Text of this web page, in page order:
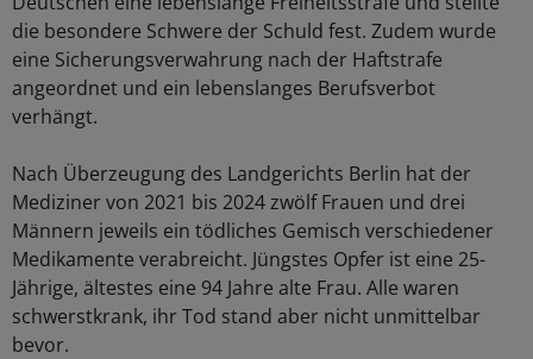
die besondere Schwere der Schuld fest. Zudem wurde
eine Sicherungsverwahrung nach der Haftstrafe
angeordnet und ein lebenslanges Berufsverbot
verhängt.
Nach Überzeugung des Landgerichts Berlin hat der
Mediziner von 2021 bis 2024 zwölf Frauen und drei
Männern jeweils ein tödliches Gemisch verschiedener
Medikamente verabreicht. Jüngstes Opfer ist eine 25-
Jährige, ältestes eine 94 Jahre alte Frau. Alle waren
schwerstkrank, ihr Tod stand aber nicht unmittelbar
bevor.